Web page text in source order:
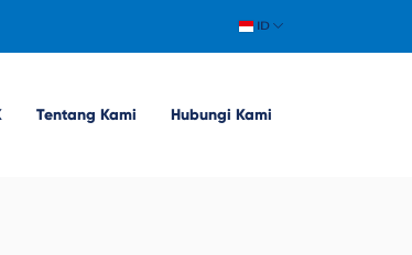
ID
Tentang Kami Hubungi Kami